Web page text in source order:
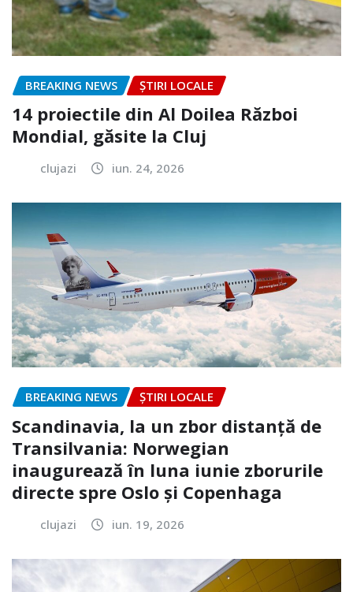
BREAKING NEWS ȘTIRI LOCALE
14 proiectile din Al Doilea Război
Mondial, găsite la Cluj
clujazi iun. 24, 2026
BREAKING NEWS ȘTIRI LOCALE
Scandinavia, la un zbor distanță de
Transilvania: Norwegian
inaugurează în luna iunie zborurile
directe spre Oslo și Copenhaga
clujazi iun. 19, 2026